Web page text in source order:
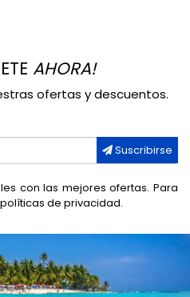
AHORA!
ofertas y descuentos.
Suscribirse
con las mejores ofertas. Para
políticas de privacidad.